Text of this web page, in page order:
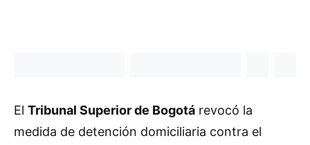
El Tribunal Superior de Bogotá revocó la
medida de detención domiciliaria contra el